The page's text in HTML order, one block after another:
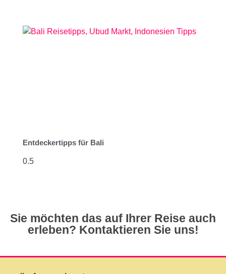
Entdeckertipps für Bali
Sie möchten das auf Ihrer Reise auch
erleben? Kontaktieren Sie uns!